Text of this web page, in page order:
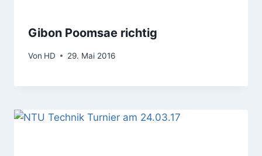
Gibon Poomsae richtig
Von HD 29. Mai 2016